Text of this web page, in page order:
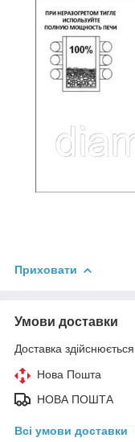
Приховати
Умови доставки
Доставка
Нова Пошта
НОВА ПОШТА
Всі умови доставки